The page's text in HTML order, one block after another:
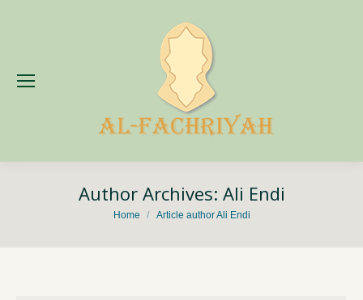
Author Archives: Ali Endi
You are here:
Home Article author Ali Endi